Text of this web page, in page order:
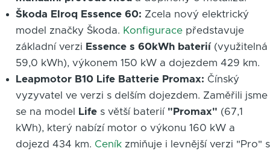
Škoda Elroq Essence 60: Zcela nový elektrický
model značky Škoda. Konfiguracepředstavuje
základní verzi Essence s 60kWh baterií(využitelná
59,0 kWh), výkonem 150 kW a dojezdem 429 km.
Leapmotor B10 Life Batterie Promax: Čínský
vyzyvatel ve verzi s delším dojezdem. Zaměřili jsme
se na model
Lifes větší baterií "Promax" (67,1
kWh), který nabízí motor o výkonu 160 kW a
dojezd 434 km. Ceníkzmiňuje i levnější verzi "Pro" s